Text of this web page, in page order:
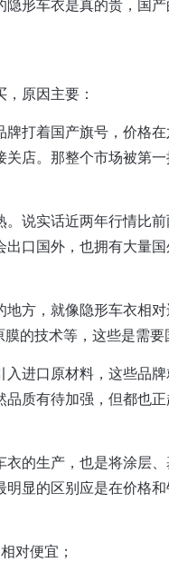
形车衣是真的贵，国
原因主要：
打着国产旗号，价格
店。那整个市场被第
说实话近两年行情比
口国外，也拥有大量国
方，就像隐形车衣相
的技术等，这些是需要
进口原材料，这些品
质有待加强，但都也正
的生产，也是将涂层
显的区别应是在价格
对便宜；